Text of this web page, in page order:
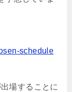
schedule
場することに